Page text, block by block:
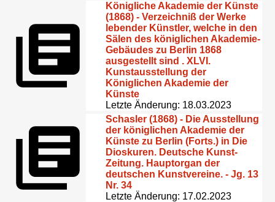
Königliche Akademie der Künste
(1868) - Verzeichniß der Werke
lebender Künstler, welche in den
Sälen des königlichen Akademie-
Gebäudes zu Berlin 1868
ausgestellt sind . XLVI.
Kunstausstellung der
Königlichen Akademie der
Künste
Letzte Änderung: 18.03.2023
Schasler (1868) - Die Ausstellung
der königlichen Akademie der
Künste zu Berlin (Forts.) in Die
Dioskuren. Deutsche Kunst-
Zeitung. Hauptorgan der
deutschen Kunstvereine. - Jg. 13
Nr. 34
Letzte Änderung: 17.02.2023